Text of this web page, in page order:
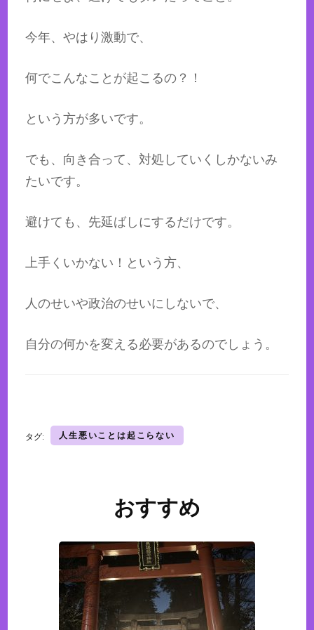
今年、やはり激動で、
何でこんなことが起こるの？！
という方が多いです。
でも、向き合って、対処していくしかないみ
たいです。
避けても、先延ばしにするだけです。
上手くいかない！という方、
人のせいや政治のせいにしないで、
自分の何かを変える必要があるのでしょう。
タグ: 人生悪いことは起こらない
おすすめ